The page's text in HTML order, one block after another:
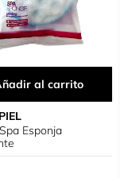
al carrito
Esponja